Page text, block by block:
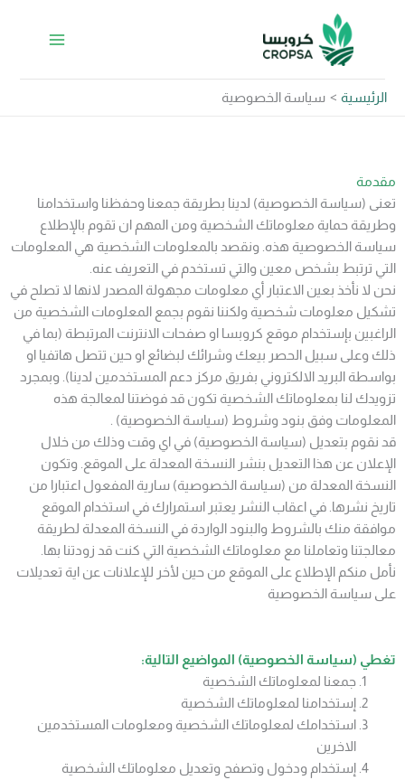
الرئيسية سياسة الخصوصية
مقدمة
تعنى (سياسة الخصوصية) لدينا بطريقة جمعنا وحفظنا واستخدامنا
وطريقة حماية معلوماتك الشخصية ومن المهم ان تقوم بالإطلاع
سياسة الخصوصية هذه. ونقصد بالمعلومات الشخصية هي المعلومات
التي ترتبط بشخص معين والتي تستخدم في التعريف عنه.
نحن لا نأخذ بعين الاعتبار أي معلومات مجهولة المصدر لانها لا تصلح في
تشكيل معلومات شخصية ولكننا نقوم بجمع المعلومات الشخصية من
الراغبين بإستخدام موقع كروبسا او صفحات الانترنت المرتبطة (بما في
ذلك وعلى سبيل الحصر بيعك وشرائك لبضائع او حين تتصل هاتفيا او
بواسطة البريد الالكتروني بفريق مركز دعم المستخدمين لدينا). وبمجرد
تزويدك لنا بمعلوماتك الشخصية تكون قد فوضتنا لمعالجة هذه
المعلومات وفق بنود وشروط (سياسة الخصوصية) .
قد نقوم بتعديل (سياسة الخصوصية) في اي وقت وذلك من خلال
الإعلان عن هذا التعديل بنشر النسخة المعدلة على الموقع. وتكون
النسخة المعدلة من (سياسة الخصوصية) سارية المفعول اعتبارا من
تاريخ نشرها. في اعقاب النشر يعتبر استمرارك في استخدام الموقع
موافقة منك بالشروط والبنود الواردة في النسخة المعدلة لطريقة
معالجتنا وتعاملنا مع معلوماتك الشخصية التي كنت قد زودتنا بها.
نأمل منكم الإطلاع على الموقع من حين لأخر للإعلانات عن اية تعديلات
على سياسة الخصوصية
تغطي (سياسة الخصوصية) المواضيع التالية:
جمعنا لمعلوماتك الشخصية
إستخدامنا لمعلوماتك الشخصية
استخدامك لمعلوماتك الشخصية ومعلومات المستخدمين
الاخرين
إستخدام ودخول وتصفح وتعديل معلوماتك الشخصية
https://api.whatsapp.com/send/?
LinkedIn
Facebook